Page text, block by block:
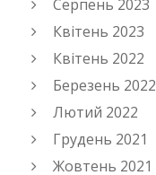
Серпень 2023
Квітень 2023
Квітень 2022
Березень 2022
Лютий 2022
Грудень 2021
Жовтень 2021